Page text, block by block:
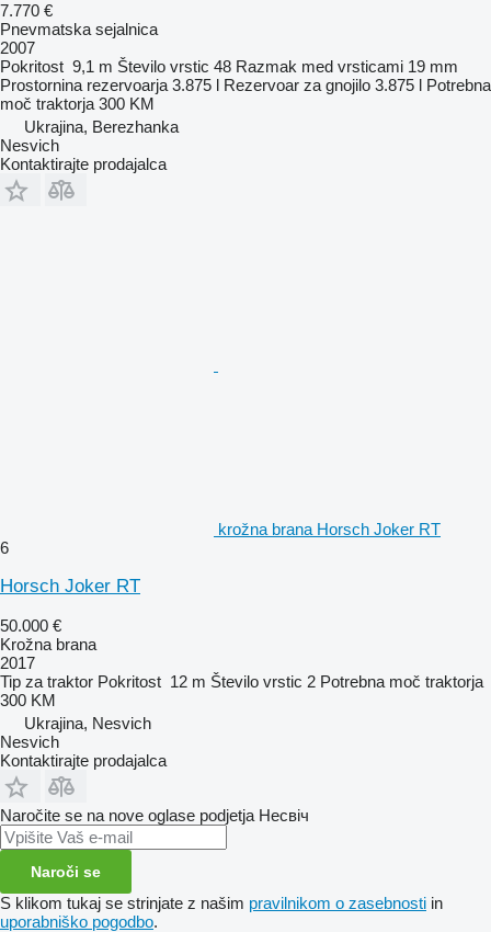
7.770 €
Pnevmatska sejalnica
2007
Pokritost 9,1 m Število vrstic 48 Razmak med vrsticami 19 mm
Prostornina rezervoarja 3.875 l Rezervoar za gnojilo 3.875 l Potrebna
moč traktorja 300 KM
Ukrajina, Berezhanka
Nesvich
Kontaktirajte prodajalca
krožna brana Horsch Joker RT
6
Horsch Joker RT
50.000 €
Krožna brana
2017
Tip za traktor Pokritost 12 m Število vrstic 2 Potrebna moč traktorja
300 KM
Ukrajina, Nesvich
Nesvich
Kontaktirajte prodajalca
Naročite se na nove oglase podjetja Несвіч
Naroči se
S klikom tukaj se strinjate z našim pravilnikom o zasebnosti in
uporabniško pogodbo.